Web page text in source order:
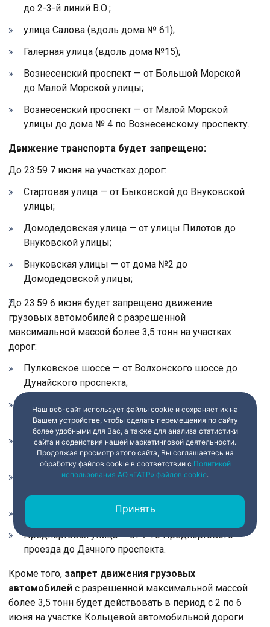
до 2-3-й линий В.О.;
улица Салова (вдоль дома № 61);
Галерная улица (вдоль дома №15);
Вознесенский проспект — от Большой Морской
до Малой Морской улицы;
Вознесенский проспект — от Малой Морской
улицы до дома № 4 по Вознесенскому проспекту.
Движение транспорта будет запрещено:
До 23:59 7 июня на участках дорог:
Стартовая улица — от Быковской до Внуковской
улицы;
Домодедовская улица — от улицы Пилотов до
Внуковской улицы;
Внуковская улицы — от дома №2 до
Домодедовской улицы;
До 23:59 6 июня будет запрещено движение
грузовых автомобилей с разрешенной
максимальной массой более 3,5 тонн на участках
дорог:
Пулковское шоссе — от Волхонского шоссе до
Дунайского проспекта;
Петербургское шоссе — от Пулковского шоссе до
Кузьминского шоссе;
Витебский проспект — от Московского шоссе до
Петербургского шоссе;
Митрофаньевское шоссе — от набережной
Автомобильная улица;
Предпортовая улица — от 7-го Предпортового
проезда до Дачного проспекта.
Кроме того, запрет движения грузовых
автомобилей с разрешенной максимальной массой
более 3,5 тонн будет действовать в период с 2 по 6
июня на участке Кольцевой автомобильной дороги
Наш веб-сайт использует файлы cookie и сохраняет их на
Вашем устройстве, чтобы сделать перемещения по сайту
более удобными для Вас, а также для анализа статистики
сайта и содействия нашей маркетинговой деятельности.
Продолжая просмотр этого сайта, Вы соглашаетесь на
обработку файлов cookie в соответствии с Политикой
использования АО «ГАТР» файлов cookie.
Принять